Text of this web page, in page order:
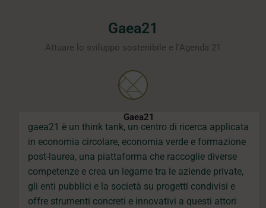
Gaea21
Attuare lo sviluppo sostenibile e l'Agenda 21
Gaea21
gaea21 è un think tank, un centro di ricerca applicata
in economia circolare, economia verde e formazione
post-laurea, una piattaforma che raccoglie diverse
competenze e crea un legame tra le aziende private,
gli enti pubblici e la società su progetti condivisi e
offre strumenti concreti e innovativi a questi attori